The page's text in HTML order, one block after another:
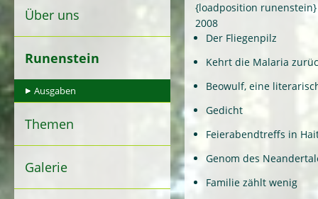
Über uns
Runenstein
Ausgaben
Themen
Galerie
{loadposition
2008
Der Fliegenpilz
Kehrt die Malaria
Beowulf, eine
Gedicht
Feierabendtreffs in
Genom des
Familie zählt wenig